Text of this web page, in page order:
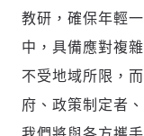
教研，確保年輕
中，具備應對複
不受地域所限，
府、政策制定者